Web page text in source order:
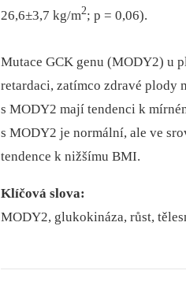
26,6±3,7 kg/m2; p = 0,06).
Mutace GCK genu (MODY2) u
retardaci, zatímco zdravé plody
s MODY2 mají tendenci k
s MODY2 je normální, ale ve
tendence k nižšímu BMI.
Klíčová slova:
MODY2, glukokináza, růst,